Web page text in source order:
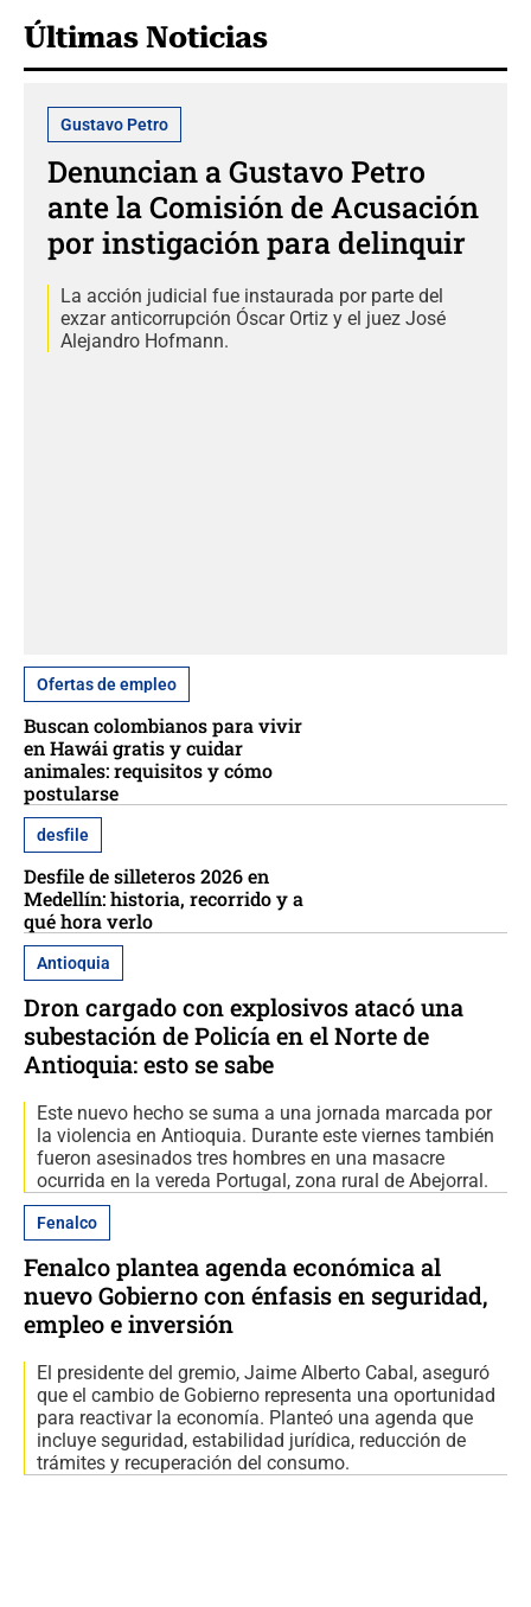
Últimas Noticias
Gustavo Petro
Denuncian a Gustavo Petro
ante la Comisión de Acusación
por instigación para delinquir
La acción judicial fue instaurada por parte del
exzar anticorrupción Óscar Ortiz y el juez José
Alejandro Hofmann.
Ofertas de empleo
Buscan colombianos para vivir
en Hawái gratis y cuidar
animales: requisitos y cómo
postularse
desfile
Desfile de silleteros 2026 en
Medellín: historia, recorrido y a
qué hora verlo
Antioquia
Dron cargado con explosivos atacó una
subestación de Policía en el Norte de
Antioquia: esto se sabe
Este nuevo hecho se suma a una jornada marcada por
la violencia en Antioquia. Durante este viernes también
fueron asesinados tres hombres en una masacre
ocurrida en la vereda Portugal, zona rural de Abejorral.
Fenalco
Fenalco plantea agenda económica al
nuevo Gobierno con énfasis en seguridad,
empleo e inversión
El presidente del gremio, Jaime Alberto Cabal, aseguró
que el cambio de Gobierno representa una oportunidad
para reactivar la economía. Planteó una agenda que
incluye seguridad, estabilidad jurídica, reducción de
trámites y recuperación del consumo.